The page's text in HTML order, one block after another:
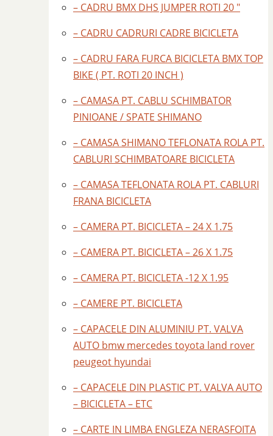
– CADRU BMX DHS JUMPER ROTI 20 "
– CADRU CADRURI CADRE BICICLETA
– CADRU FARA FURCA BICICLETA BMX TOP
BIKE ( PT. ROTI 20 INCH )
– CAMASA PT. CABLU SCHIMBATOR
PINIOANE / SPATE SHIMANO
– CAMASA SHIMANO TEFLONATA ROLA PT.
CABLURI SCHIMBATOARE BICICLETA
– CAMASA TEFLONATA ROLA PT. CABLURI
FRANA BICICLETA
– CAMERA PT. BICICLETA – 24 X 1.75
– CAMERA PT. BICICLETA – 26 X 1.75
– CAMERA PT. BICICLETA -12 X 1.95
– CAMERE PT. BICICLETA
– CAPACELE DIN ALUMINIU PT. VALVA
AUTO bmw mercedes toyota land rover
peugeot hyundai
– CAPACELE DIN PLASTIC PT. VALVA AUTO
– BICICLETA – ETC
– CARTE IN LIMBA ENGLEZA NERASFOITA